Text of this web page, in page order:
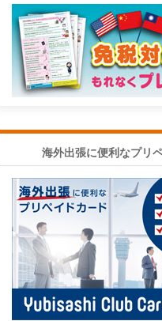
海外出張に便利なプリ